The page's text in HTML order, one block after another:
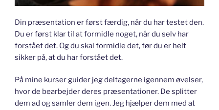
Din præsentation er først færdig, når du har testet den.
Du er først klar til at formidle noget, når du selv har
forstået det. Og du skal formidle det, før du er helt
sikker på, at du har forstået det.
På mine kurser guider jeg deltagerne igennem øvelser,
hvor de bearbejder deres præsentationer. De splitter
dem ad og samler dem igen. Jeg hjælper dem med at